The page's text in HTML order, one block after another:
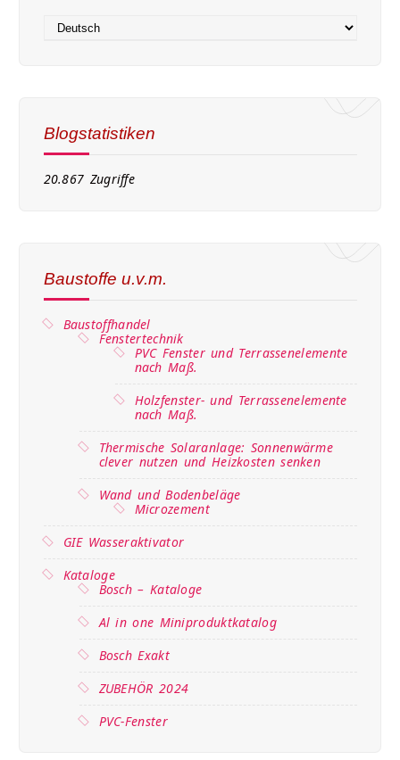
Blogstatistiken
20.867 Zugriffe
Baustoffe u.v.m.
Baustoffhandel
Fenstertechnik
PVC Fenster und Terrassenelemente
nach Maß.
Holzfenster- und Terrassenelemente
nach Maß.
Thermische Solaranlage: Sonnenwärme
clever nutzen und Heizkosten senken
Wand und Bodenbeläge
Microzement
GIE Wasseraktivator
Kataloge
Bosch – Kataloge
Al in one Miniproduktkatalog
Bosch Exakt
ZUBEHÖR 2024
PVC-Fenster